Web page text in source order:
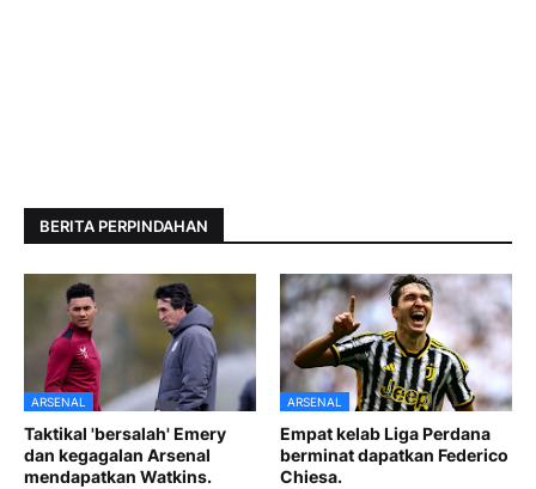
BERITA PERPINDAHAN
ARSENAL
Taktikal 'bersalah' Emery
dan kegagalan Arsenal
mendapatkan Watkins.
ARSENAL
Empat kelab Liga Perdana
berminat dapatkan Federico
Chiesa.